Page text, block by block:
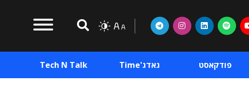
פודקאסט גאדג'Time Tech N Talk